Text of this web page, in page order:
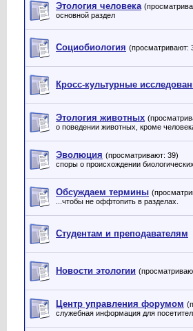
Этология человека
основной раздел
Социобиология (просматривают:
Кросс-культурные
Этология животных
о поведении животных, кроме
Эволюция (просматривают: 39)
споры о происхождении
Обсуждаем термины
...чтобы не оффтопить в разделах.
Студентам и преподавателям
Новости этологии
Центр управления форумом
служебная информация для